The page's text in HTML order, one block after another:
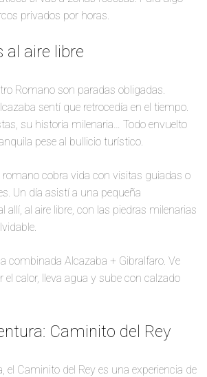
privados por horas.
al aire libre
Romano son paradas obligadas.
sentí que retrocedía en el tiempo.
su historia milenaria… Todo envuelto
pese al bullicio turístico.
romano cobra vida con visitas guiadas o
Un día asistí a una pequeña
allí, al aire libre, con las piedras milenarias
combinada Alcazaba + Gibralfaro. Ve
el calor, lleva agua y sube con calzado
Caminito del Rey
el Caminito del Rey es una experiencia de